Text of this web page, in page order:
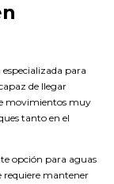
para
de llegar
movimientos muy
tanto en el
opción para aguas
requiere mantener